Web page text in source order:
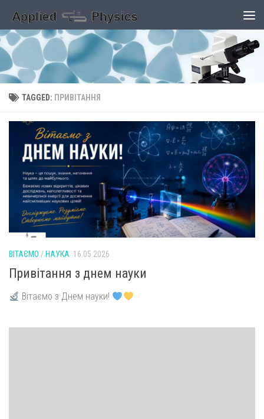
Skip to content
TAGGED: ПРИВІТАННЯ
ВІТАЄМО / НАУКА 16.05.2026
Привітання з днем науки
Вітаємо з Днем науки!